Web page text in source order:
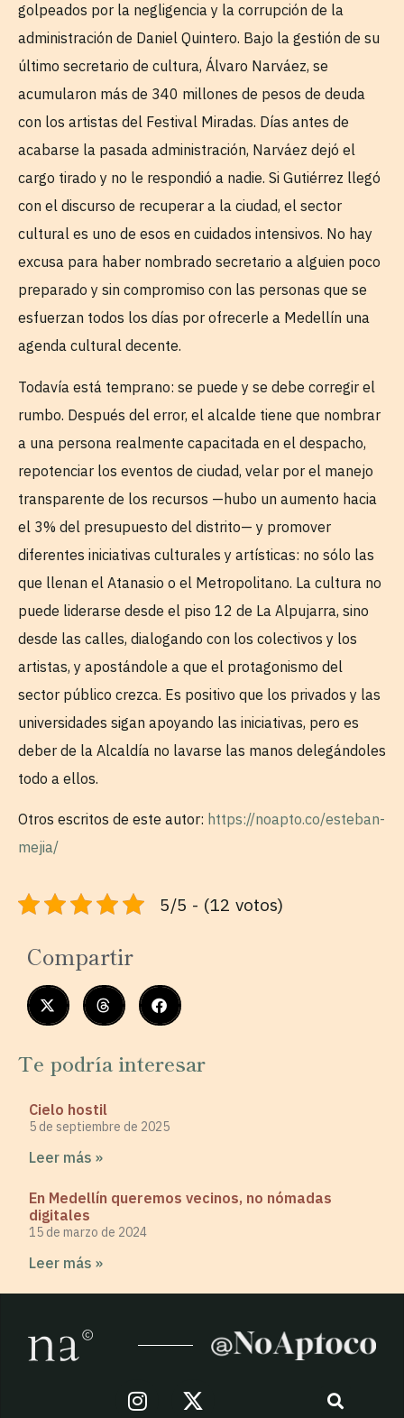
golpeados por la negligencia y la corrupción de la
administración de Daniel Quintero. Bajo la gestión de su
último secretario de cultura, Álvaro Narváez, se
acumularon más de 340 millones de pesos de deuda
con los artistas del Festival Miradas. Días antes de
acabarse la pasada administración, Narváez dejó el
cargo tirado y no le respondió a nadie. Si Gutiérrez llegó
con el discurso de recuperar a la ciudad, el sector
cultural es uno de esos en cuidados intensivos. No hay
excusa para haber nombrado secretario a alguien poco
preparado y sin compromiso con las personas que se
esfuerzan todos los días por ofrecerle a Medellín una
agenda cultural decente.
Todavía está temprano: se puede y se debe corregir el
rumbo. Después del error, el alcalde tiene que nombrar
a una persona realmente capacitada en el despacho,
repotenciar los eventos de ciudad, velar por el manejo
transparente de los recursos —hubo un aumento hacia
el 3% del presupuesto del distrito— y promover
diferentes iniciativas culturales y artísticas: no sólo las
que llenan el Atanasio o el Metropolitano. La cultura no
puede liderarse desde el piso 12 de La Alpujarra, sino
desde las calles, dialogando con los colectivos y los
artistas, y apostándole a que el protagonismo del
sector público crezca. Es positivo que los privados y las
universidades sigan apoyando las iniciativas, pero es
deber de la Alcaldía no lavarse las manos delegándoles
todo a ellos.
Otros escritos de este autor: https://noapto.co/esteban-
mejia/
5/5 - (12 votos)
Compartir
Te podría interesar
Cielo hostil
5 de septiembre de 2025
Leer más »
En Medellín queremos vecinos, no nómadas
digitales
15 de marzo de 2024
Leer más »